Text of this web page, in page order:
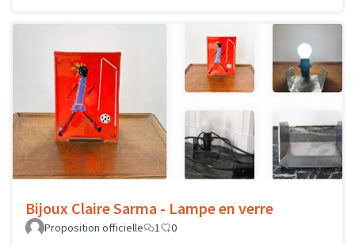
Bijoux Claire Sarma - Lampe en verre
Proposition officielle 1 0